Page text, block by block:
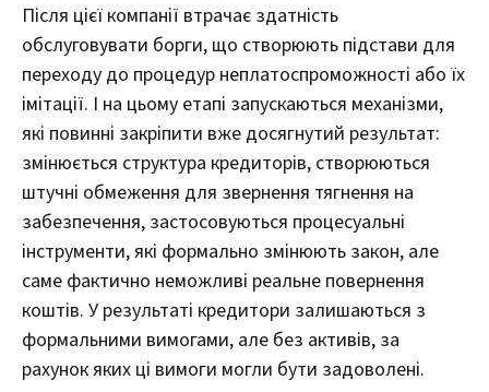
Після цієї компанії втрачає здатність
обслуговувати борги, що створюють підстави для
переходу до процедур неплатоспроможності або їх
імітації. І на цьому етапі запускаються механізми,
які повинні закріпити вже досягнутий результат:
змінюється структура кредиторів, створюються
штучні обмеження для звернення тягнення на
забезпечення, застосовуються процесуальні
інструменти, які формально змінюють закон, але
саме фактично неможливі реальне повернення
коштів. У результаті кредитори залишаються з
формальними вимогами, але без активів, за
рахунок яких ці вимоги могли бути задоволені.